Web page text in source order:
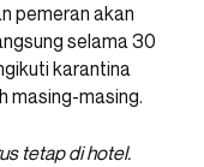
pemeran akan
selama 30
karantina
masing-masing.
tetap di hotel.